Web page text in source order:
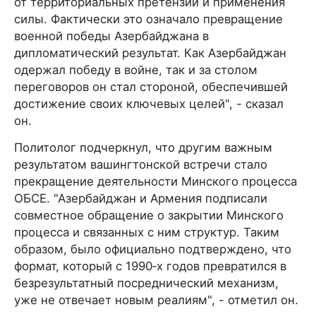
силы. Фактически это означало превращение
военной победы Азербайджана в
дипломатический результат. Как Азербайджан
одержал победу в войне, так и за столом
переговоров он стал стороной, обеспечившей
достижение своих ключевых целей", - сказал
он.
Политолог подчеркнул, что другим важным
результатом вашингтонской встречи стало
прекращение деятельности Минского процесса
ОБСЕ. "Азербайджан и Армения подписали
совместное обращение о закрытии Минского
процесса и связанных с ним структур. Таким
образом, было официально подтверждено, что
формат, который с 1990‑х годов превратился в
безрезультатный посреднический механизм,
уже не отвечает новым реалиям", - отметил он.